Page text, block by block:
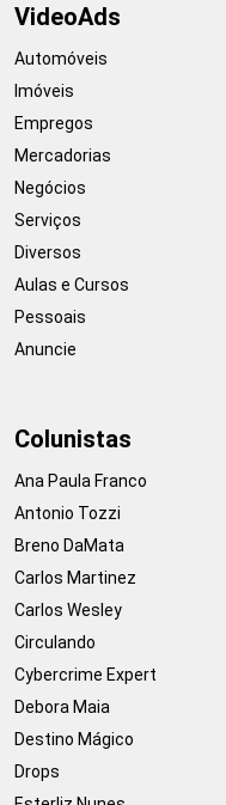
VideoAds
Automóveis
Imóveis
Empregos
Mercadorias
Negócios
Serviços
Diversos
Aulas e Cursos
Pessoais
Anuncie
Colunistas
Ana Paula Franco
Antonio Tozzi
Breno DaMata
Carlos Martinez
Carlos Wesley
Circulando
Cybercrime Expert
Debora Maia
Destino Mágico
Drops